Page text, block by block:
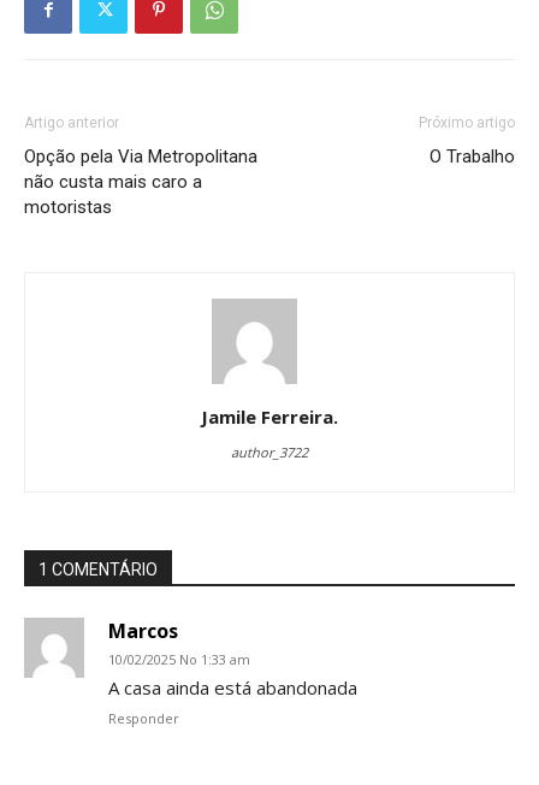
Artigo anterior
Opção pela Via Metropolitana
não custa mais caro a
motoristas
Próximo artigo
O Trabalho
Jamile Ferreira.
author_3722
1 COMENTÁRIO
Marcos
10/02/2025 No 1:33 am
A casa ainda está abandonada
Responder